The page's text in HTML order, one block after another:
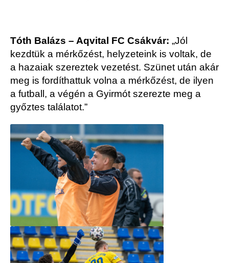
Tóth Balázs – Aqvital FC Csákvár: „Jól
kezdtük a mérkőzést, helyzeteink is voltak, de
a hazaiak szereztek vezetést. Szünet után akár
meg is fordíthattuk volna a mérkőzést, de ilyen
a futball, a végén a Gyirmót szerezte meg a
győztes találatot.”